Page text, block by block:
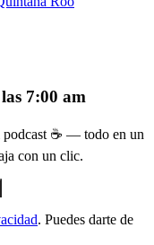
7:00 am
podcast ☕ — todo en un
con un clic.
. Puedes darte de